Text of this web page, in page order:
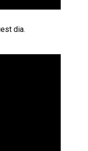
dia.